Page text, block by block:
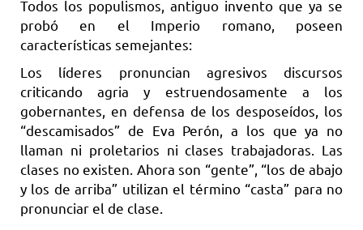
Todos los populismos, antiguo invento que ya se
probó en el Imperio romano, poseen
características semejantes:
Los líderes pronuncian agresivos discursos
criticando agria y estruendosamente a los
gobernantes, en defensa de los desposeídos, los
“descamisados” de Eva Perón, a los que ya no
llaman ni proletarios ni clases trabajadoras. Las
clases no existen. Ahora son “gente”, “los de abajo
y los de arriba” utilizan el término “casta” para no
pronunciar el de clase.